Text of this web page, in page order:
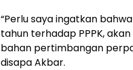
“Perlu saya ingatkan
tahun terhadap PPPK,
bahan pertimbangan
disapa Akbar.